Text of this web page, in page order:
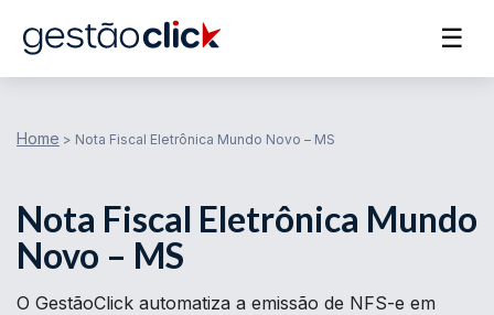
☰
Home > Nota Fiscal Eletrônica Mundo Novo – MS
Nota Fiscal Eletrônica Mundo
Novo – MS
O GestãoClick automatiza a emissão de NFS-e em